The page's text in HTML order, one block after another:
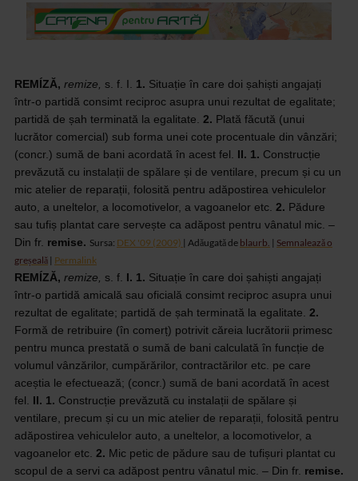
REMÍZĂ, remize, s. f. I. 1. Situație în care doi șahiști angajați
într-o partidă consimt reciproc asupra unui rezultat de egalitate;
partidă de șah terminată la egalitate. 2. Plată făcută (unui
lucrător comercial) sub forma unei cote procentuale din vânzări;
(concr.) sumă de bani acordată în acest fel. II. 1. Construcție
prevăzută cu instalații de spălare și de ventilare, precum și cu un
mic atelier de reparații, folosită pentru adăpostirea vehiculelor
auto, a uneltelor, a locomotivelor, a vagoanelor etc. 2. Pădure
sau tufiș plantat care servește ca adăpost pentru vânatul mic. –
Din fr. remise. Sursa: DEX '09 (2009) | Adăugată de blaurb. | Semnalează o
greșeală | Permalink
REMÍZĂ, remize, s. f. I. 1. Situație în care doi șahiști angajați
într-o partidă amicală sau oficială consimt reciproc asupra unui
rezultat de egalitate; partidă de șah terminată la egalitate. 2.
Formă de retribuire (în comerț) potrivit căreia lucrătorii primesc
pentru munca prestată o sumă de bani calculată în funcție de
volumul vânzărilor, cumpărărilor, contractărilor etc. pe care
aceștia le efectuează; (concr.) sumă de bani acordată în acest
fel. II. 1. Construcție prevăzută cu instalații de spălare și
ventilare, precum și cu un mic atelier de reparații, folosită pentru
adăpostirea vehiculelor auto, a uneltelor, a locomotivelor, a
vagoanelor etc. 2. Mic petic de pădure sau de tufișuri plantat cu
scopul de a servi ca adăpost pentru vânatul mic. – Din fr. remise.